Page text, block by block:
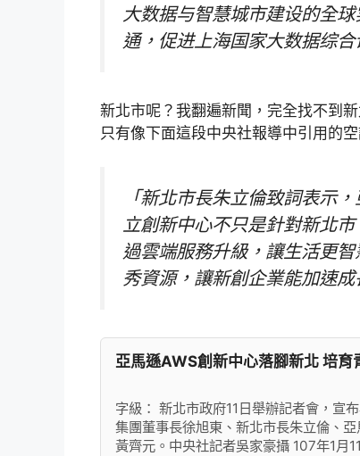
大数据与智慧城市建设的全
通，促进上海国家大数据综合
新北市呢？我翻遍新聞，完全找不到
只有像下面這段中央社報導中引用的空
「新北市長朱立倫致詞表示
立創新中心不只是針對新北
過雲端服務升級，讓生活更
秀資源，讓新創企業能加速成
亞馬遜AWS創新中心落腳新北 培
字級： 新北市政府11日舉辦記者會，宣
集團董事長徐旭東、新北市長朱立倫、
黃齊元。中央社記者吳家豪攝 107年1月